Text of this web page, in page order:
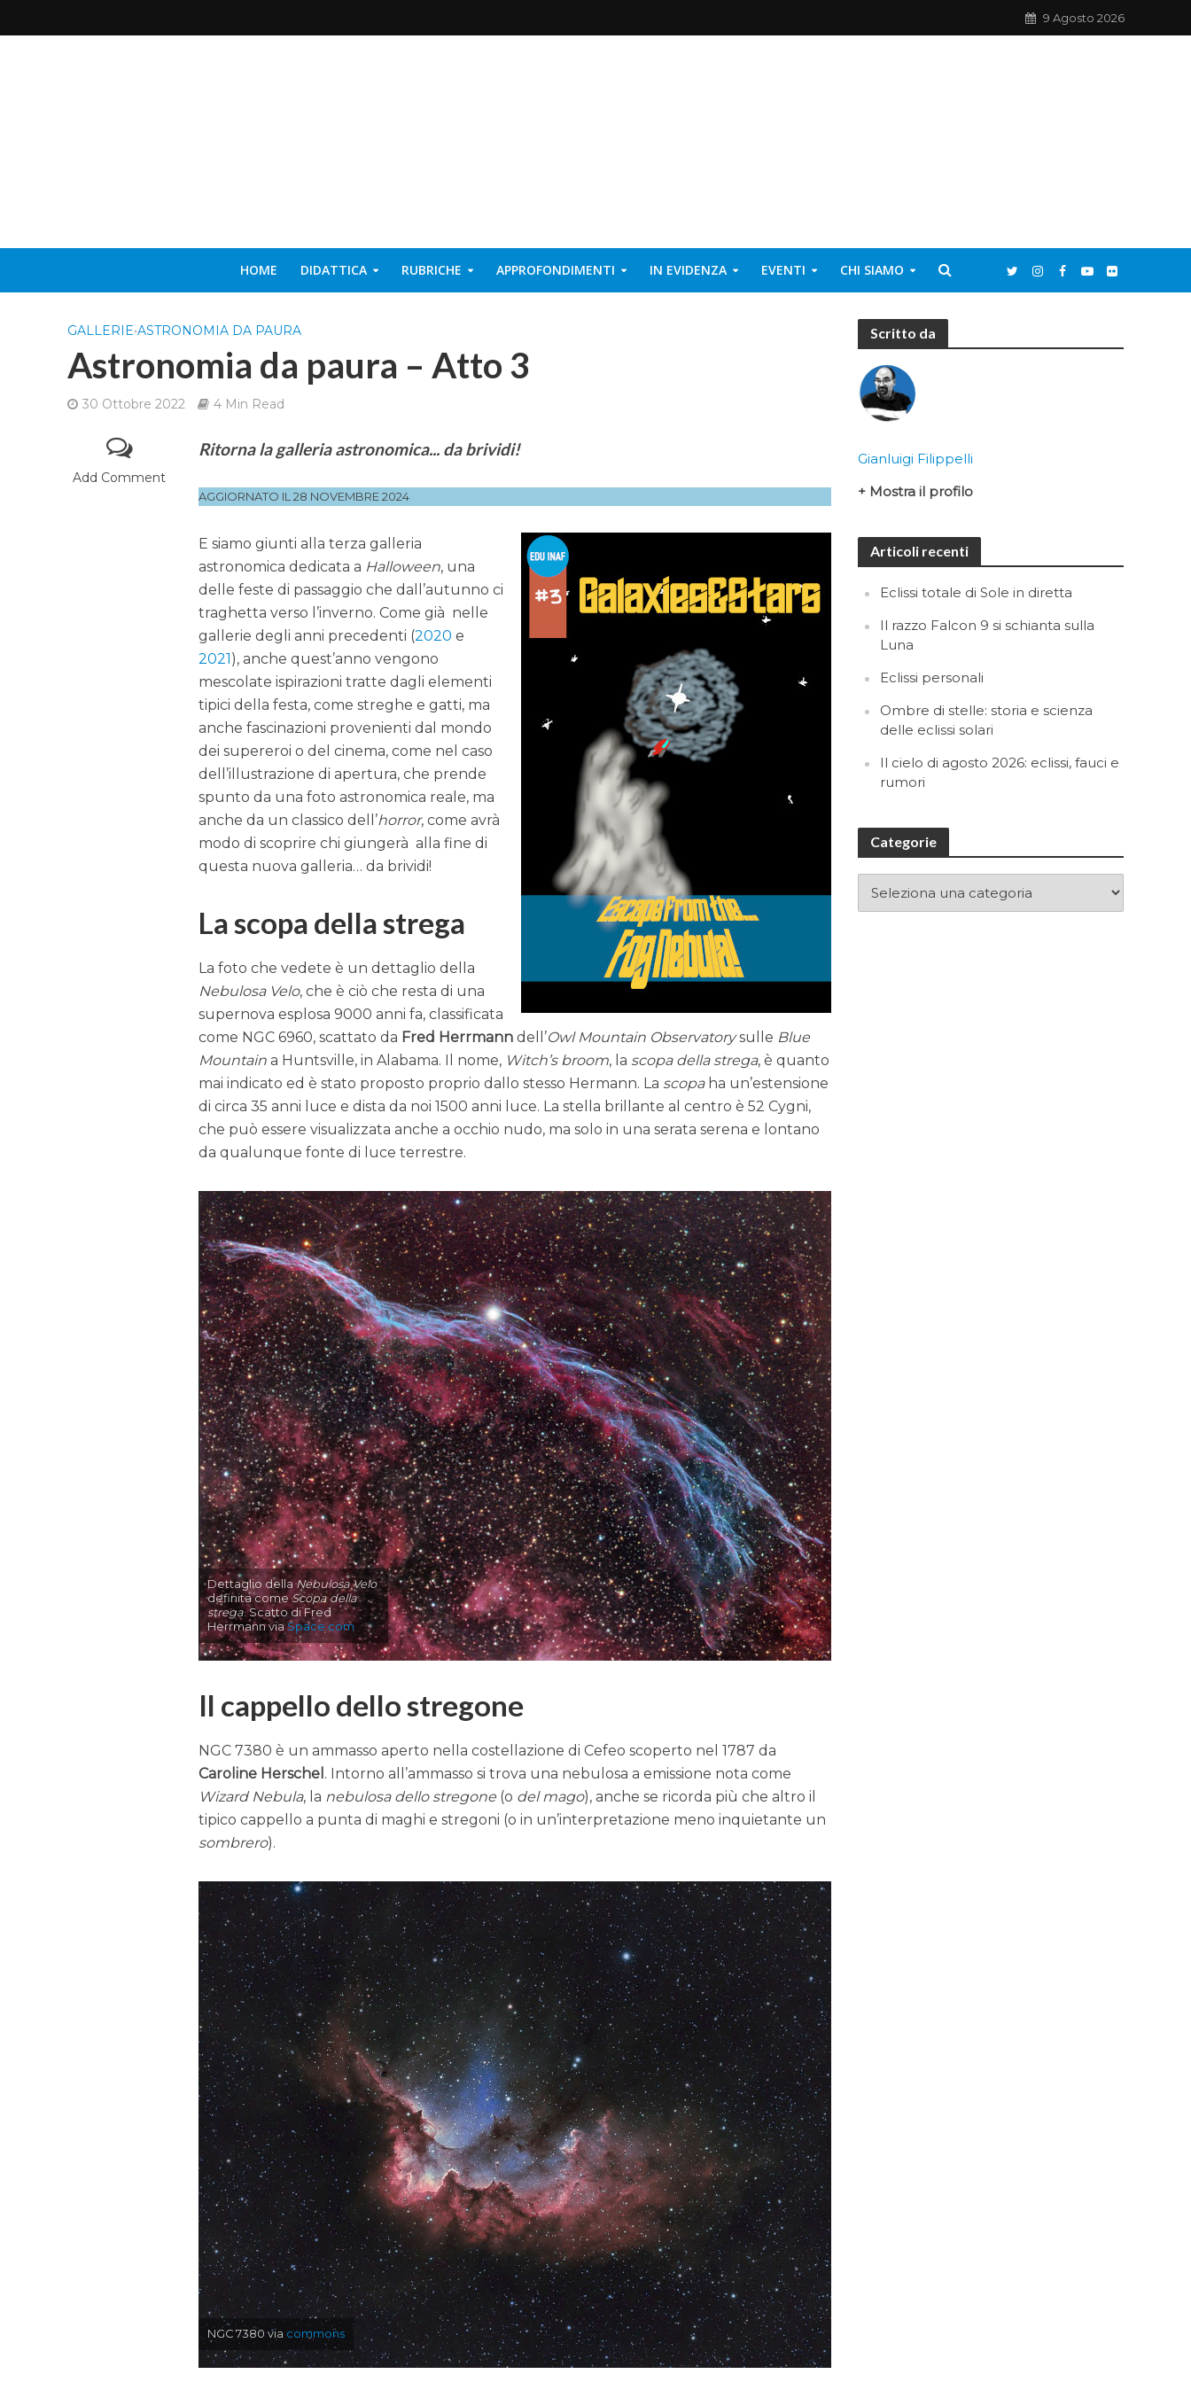
9 Agosto 2026
HOME DIDATTICA RUBRICHE APPROFONDIMENTI IN EVIDENZA EVENTI CHI SIAMO
GALLERIE•ASTRONOMIA DA PAURA
Astronomia da paura – Atto 3
30 Ottobre 2022 4 Min Read
Add Comment
Ritorna la galleria astronomica... da brividi!
AGGIORNATO IL 28 NOVEMBRE 2024
E siamo giunti alla terza galleria
astronomica dedicata a Halloween, una
delle feste di passaggio che dall’autunno ci
traghetta verso l’inverno. Come già nelle
gallerie degli anni precedenti (2020 e
2021), anche quest’anno vengono
mescolate ispirazioni tratte dagli elementi
tipici della festa, come streghe e gatti, ma
anche fascinazioni provenienti dal mondo
dei supereroi o del cinema, come nel caso
dell’illustrazione di apertura, che prende
spunto da una foto astronomica reale, ma
anche da un classico dell’horror, come avrà
modo di scoprire chi giungerà alla fine di
questa nuova galleria… da brividi!
La scopa della strega
La foto che vedete è un dettaglio della
Nebulosa Velo, che è ciò che resta di una
supernova esplosa 9000 anni fa, classificata
come NGC 6960, scattato da Fred Herrmann dell’Owl Mountain Observatorysulle Blue
Mountain a Huntsville, in Alabama. Il nome, Witch’s broom, la scopa della strega, è quanto
mai indicato ed è stato proposto proprio dallo stesso Hermann. La scopaha un’estensione
di circa 35 anni luce e dista da noi 1500 anni luce. La stella brillante al centro è 52 Cygni,
che può essere visualizzata anche a occhio nudo, ma solo in una serata serena e lontano
da qualunque fonte di luce terrestre.
Dettaglio dellaNebulosa Velo
definita comeScopa della
strega. Scatto di Fred
Herrmann viaSpace.com
Il cappello dello stregone
NGC 7380 è un ammasso aperto nella costellazione di Cefeo scoperto nel 1787 da
Caroline Herschel . Intorno all’ammasso si trova una nebulosa a emissione nota come
Wizard Nebula, la nebulosa dello stregone (o del mago), anche se ricorda più che altro il
tipico cappello a punta di maghi e stregoni (o in un’interpretazione meno inquietante un
sombrero).
NGC 7380 via commons
Scritto da
Gianluigi Filippelli
+ Mostra il profilo
Articoli recenti
Eclissi totale di Sole in diretta
Il razzo Falcon 9 si schianta sulla
Luna
Eclissi personali
Ombre di stelle: storia e scienza
delle eclissi solari
Il cielo di agosto 2026: eclissi, fauci e
rumori
Categorie